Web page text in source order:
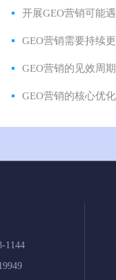
开展GEO营销可能
GEO营销需要持续
GEO营销的见效周
GEO营销的核心优
1144